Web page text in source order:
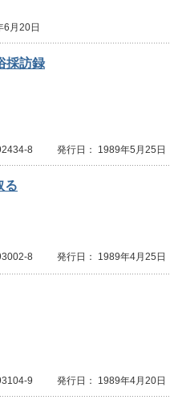
月20日
採訪録
8 発行日： 1989年5月25日
る
8 発行日： 1989年4月25日
9 発行日： 1989年4月20日